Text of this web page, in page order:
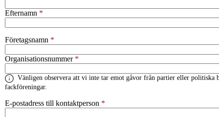
Efternamn
Företagsnamn
Organisationsnummer
Vänligen observera att vi inte tar emot gåvor från partier eller politiska
fackföreningar.
E-postadress till kontaktperson